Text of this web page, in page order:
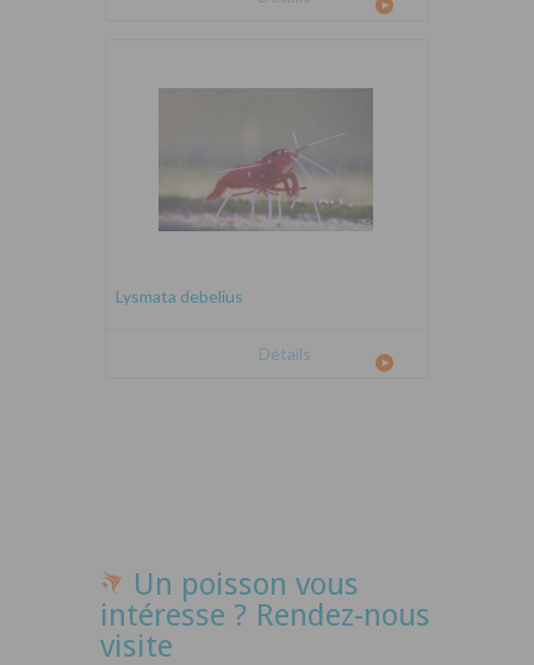
Lysmata debelius
Détails
Un poisson vous
intéresse ? Rendez-nous
visite